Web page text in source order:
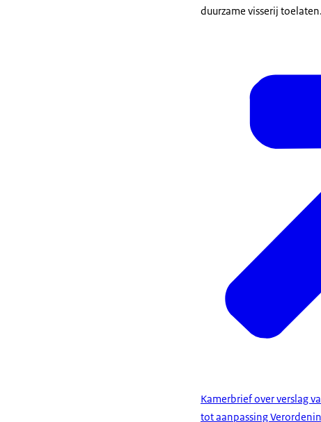
duurzame visserij toelaten.
Kamerbrief over verslag
tot aanpassing